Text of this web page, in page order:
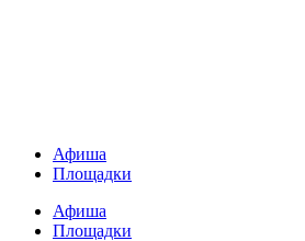
Афиша
Площадки
Афиша
Площадки